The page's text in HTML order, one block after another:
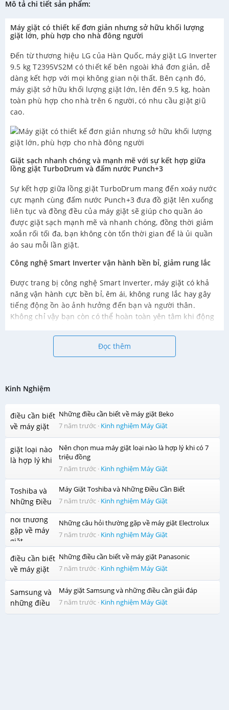
Kinh Nghiệm
Những điều cần biết về máy giặt Beko
7 năm trước · Kinh nghiệm Máy Giặt
Nên chọn mua máy giặt loại nào là hợp lý khi có 7
triệu đồng
7 năm trước · Kinh nghiệm Máy Giặt
Máy Giặt Toshiba và Những Điều Cần Biết
7 năm trước · Kinh nghiệm Máy Giặt
Những câu hỏi thường gặp về máy giặt Electrolux
7 năm trước · Kinh nghiệm Máy Giặt
Những điều cần biết về máy giặt Panasonic
7 năm trước · Kinh nghiệm Máy Giặt
Máy giặt Samsung và những điều cần giải đáp
7 năm trước · Kinh nghiệm Máy Giặt
Mô tả chi tiết sản phẩm:
Máy giặt có thiết kế đơn giản nhưng sở hữu khối lượng
giặt lớn, phù hợp cho nhà đông người
Đến từ thương hiệu LG của Hàn Quốc, máy giặt LG Inverter
9.5 kg T2395VS2M có thiết kế bên ngoài khá đơn giản, dễ
dàng kết hợp với mọi không gian nội thất. Bên cạnh đó,
máy giặt sở hữu khối lượng giặt lớn, lên đến 9.5 kg, hoàn
toàn phù hợp cho nhà trên 6 người, có nhu cầu giặt giũ
cao.
Giặt sạch nhanh chóng và mạnh mẽ với sự kết hợp giữa
lồng giặt TurboDrum và đấm nước Punch+3
Sự kết hợp giữa lồng giặt TurboDrum mang đến xoáy nước
cực mạnh cùng đấm nước Punch+3 đưa đồ giặt lên xuống
liên tục và đồng đều của máy giặt sẽ giúp cho quần áo
được giặt sạch mạnh mẽ và nhanh chóng, đồng thời giảm
xoắn rối tối đa, bạn không còn tốn thời gian để là ủi quần
áo sau mỗi lần giặt.
Công nghệ Smart Inverter vận hành bền bỉ, giảm rung lắc
Được trang bị công nghệ Smart Inverter, máy giặt có khả
năng vận hành cực bền bỉ, êm ái, không rung lắc hay gây
tiếng động ồn ào ảnh hưởng đến bạn và người thân.
Không chỉ vậy bạn còn có thể hoàn toàn yên tâm khi động
Chẩn đoán nhanh tình trạng của máy chỉ với một chiếc
Smartphone tại nhà
T2395VS2M có thể làm hài lòng bất kỳ vị gia chủ khó tính
tiện lợi và nhanh chóng.
Tiết kiệm thời gian điều chỉnh lại chương trình nếu chẳng
may mất điện đột ngột
Nếu chẳng máy điện cúp đột ngột trong quá trình máy vận
có thể ghi nhớ chương trình giặt dang dở và tự động vận
hành lại đúng chương trình đó sau khi có điện trở lại. Bạn
Đọc thêm